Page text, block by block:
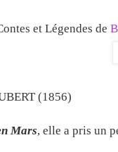
et Légendes de
(1856)
Mars, elle a pris un